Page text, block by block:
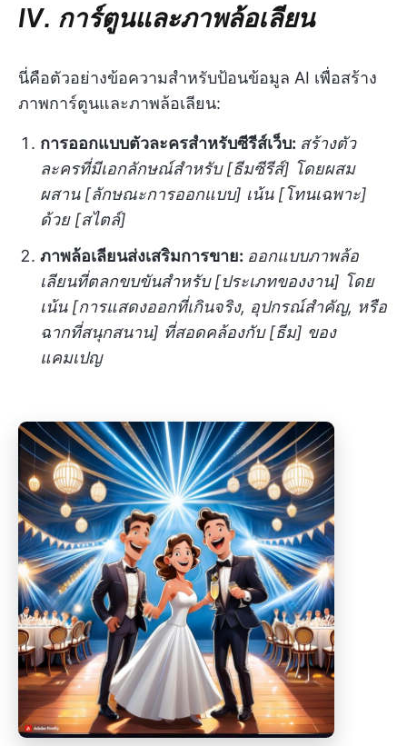
IV. การ์ตูนและภาพล้อเลียน
นี่คือตัวอย่างข้อความสำหรับป้อนข้อมูล AI เพื่อสร้าง
ภาพการ์ตูนและภาพล้อเลียน:
การออกแบบตัวละครสำหรับซีรีส์เว็บ: สร้างตัว
ละครที่มีเอกลักษณ์สำหรับ [ธีมซีรีส์] โดยผสม
ผสาน [ลักษณะการออกแบบ] เน้น [โทนเฉพาะ]
ด้วย [สไตล์]
ภาพล้อเลียนส่งเสริมการขาย: ออกแบบภาพล้อ
เลียนที่ตลกขบขันสำหรับ [ประเภทของงาน] โดย
เน้น [การแสดงออกที่เกินจริง, อุปกรณ์สำคัญ, หรือ
ฉากที่สนุกสนาน] ที่สอดคล้องกับ [ธีม] ของ
แคมเปญ